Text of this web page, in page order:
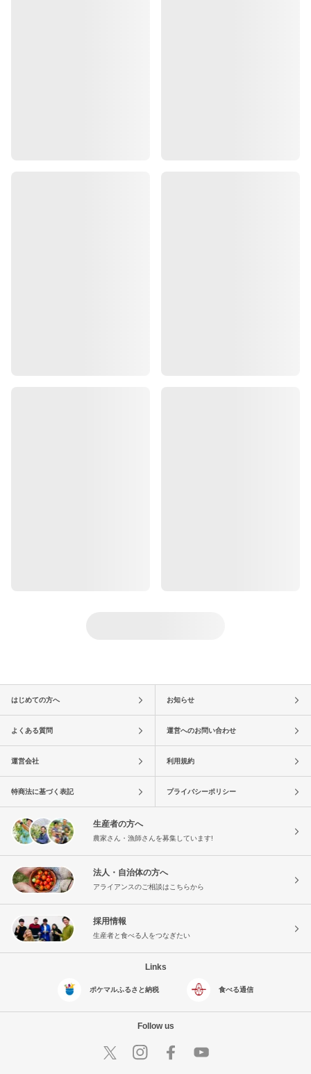
はじめての方へ お知らせ
よくある質問 運営へのお問い合わせ
運営会社 利用規約
特商法に基づく表記 プライバシーポリシー
生産者の方へ
農家さん・漁師さんを募集しています!
法人・自治体の方へ
アライアンスのご相談はこちらから
採用情報
生産者と食べる人をつなぎたい
Links
ポケマルふるさと納税 食べる通信
Follow us